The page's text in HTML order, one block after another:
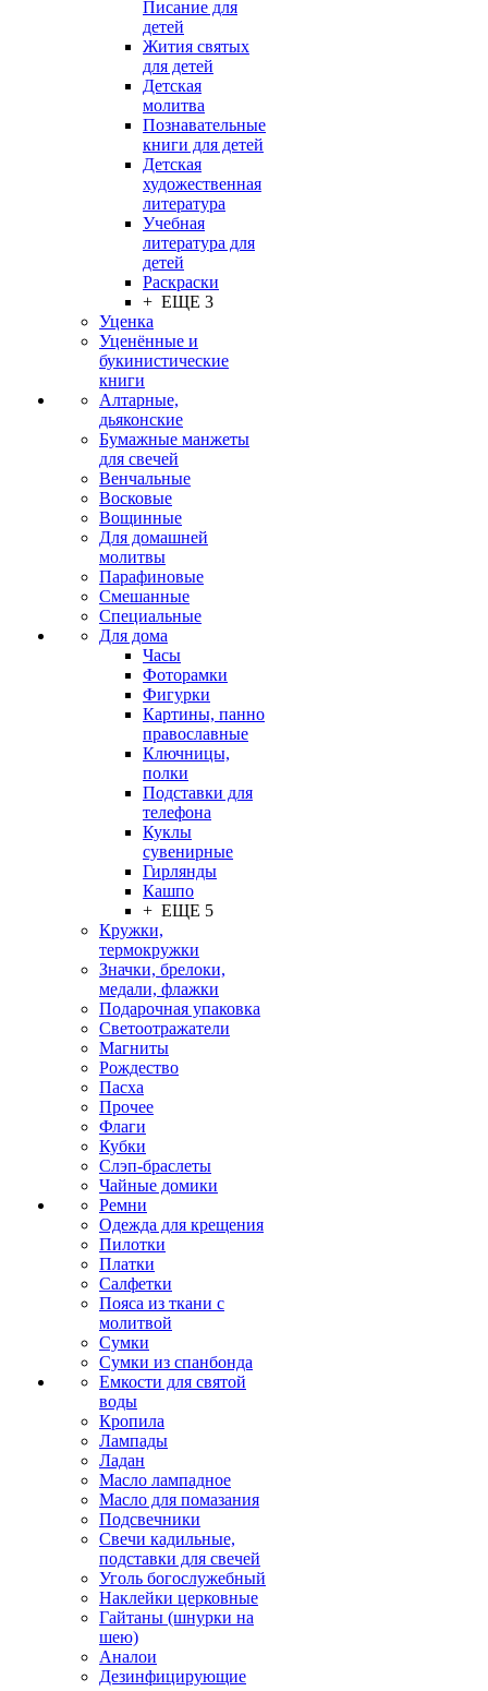
Писание для
детей
Жития святых
для детей
Детская
молитва
Познавательные
книги для детей
Детская
художественная
литература
Учебная
литература для
детей
Раскраски
+ ЕЩЕ 3
Уценка
Уценённые и
букинистические
книги
Алтарные,
дьяконские
Бумажные манжеты
для свечей
Венчальные
Восковые
Вощинные
Для домашней
молитвы
Парафиновые
Смешанные
Специальные
Для дома
Часы
Фоторамки
Фигурки
Картины, панно
православные
Ключницы,
полки
Подставки для
телефона
Куклы
сувенирные
Гирлянды
Кашпо
+ ЕЩЕ 5
Кружки,
термокружки
Значки, брелоки,
медали, флажки
Подарочная упаковка
Светоотражатели
Магниты
Рождество
Пасха
Прочее
Флаги
Кубки
Слэп-браслеты
Чайные домики
Ремни
Одежда для крещения
Пилотки
Платки
Салфетки
Пояса из ткани с
молитвой
Сумки
Сумки из спанбонда
Емкости для святой
воды
Кропила
Лампады
Ладан
Масло лампадное
Масло для помазания
Подсвечники
Свечи кадильные,
подставки для свечей
Уголь богослужебный
Наклейки церковные
Гайтаны (шнурки на
шею)
Аналои
Дезинфицирующие